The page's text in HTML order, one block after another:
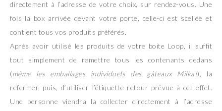
directement à l’adresse de votre choix, sur rendez-vous. Une
fois la box arrivée devant votre porte, celle-ci est scellée et
contient tous vos produits préférés.
Après avoir utilisé les produits de votre boite Loop, il suffit
tout simplement de remettre tous les contenants dedans
(même les emballages individuels des gâteaux Milka!), la
refermer, puis, d’utiliser l’étiquette retour prévue à cet effet.
Une personne viendra la collecter directement à l’adresse